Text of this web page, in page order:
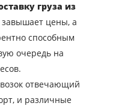
груза из
цены, а
способным
очередь на
отвечающий
и различные